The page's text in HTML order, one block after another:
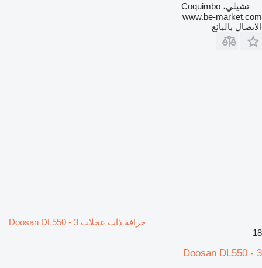
تشيلي، Coquimbo
www.be-market.com
الاتصال بالبائع
جرافة ذات عجلات Doosan DL550 - 3
18
Doosan DL550 - 3